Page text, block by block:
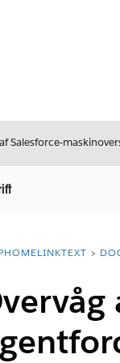
Salesforce-